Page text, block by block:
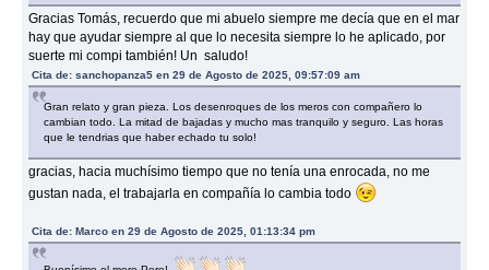
Gracias Tomás, recuerdo que mi abuelo siempre me decía que en el mar
hay que ayudar siempre al que lo necesita siempre lo he aplicado, por
suerte mi compi también! Un saludo!
Cita de: sanchopanza5 en 29 de Agosto de 2025, 09:57:09 am
Gran relato y gran pieza. Los desenroques de los meros con compañero lo
cambian todo. La mitad de bajadas y mucho mas tranquilo y seguro. Las horas
que le tendrias que haber echado tu solo!
gracias, hacia muchísimo tiempo que no tenía una enrocada, no me
gustan nada, el trabajarla en compañía lo cambia todo
Cita de: Marco en 29 de Agosto de 2025, 01:13:34 pm